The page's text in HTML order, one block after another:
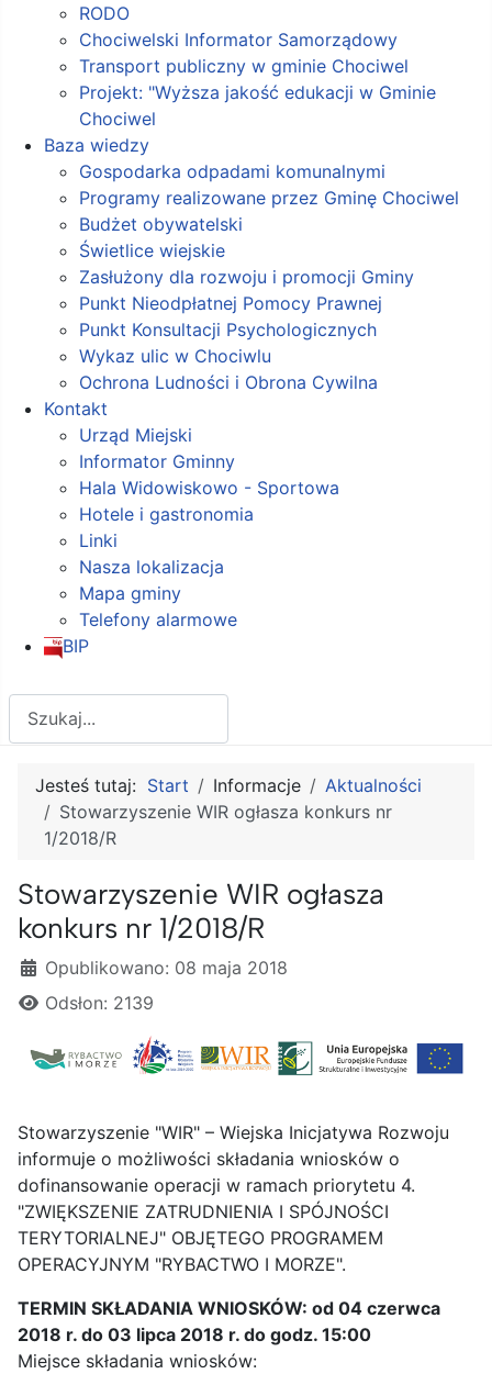
RODO
Chociwelski Informator Samorządowy
Transport publiczny w gminie Chociwel
Projekt: "Wyższa jakość edukacji w Gminie
Chociwel
Baza wiedzy
Gospodarka odpadami komunalnymi
Programy realizowane przez Gminę Chociwel
Budżet obywatelski
Świetlice wiejskie
Zasłużony dla rozwoju i promocji Gminy
Punkt Nieodpłatnej Pomocy Prawnej
Punkt Konsultacji Psychologicznych
Wykaz ulic w Chociwlu
Ochrona Ludności i Obrona Cywilna
Kontakt
Urząd Miejski
Informator Gminny
Hala Widowiskowo - Sportowa
Hotele i gastronomia
Linki
Nasza lokalizacja
Mapa gminy
Telefony alarmowe
BIP
Jesteś tutaj: Start Informacje
Aktualności
Stowarzyszenie WIR ogłasza konkurs nr
1/2018/R
Stowarzyszenie WIR ogłasza
konkurs nr 1/2018/R
Szczegóły
Opublikowano: 08 maja 2018
Odsłon: 2139
Stowarzyszenie "WIR" – Wiejska Inicjatywa Rozwoju
informuje o możliwości składania wniosków o
dofinansowanie operacji w ramach priorytetu 4.
"ZWIĘKSZENIE ZATRUDNIENIA I SPÓJNOŚCI
TERYTORIALNEJ" OBJĘTEGO PROGRAMEM
OPERACYJNYM "RYBACTWO I MORZE".
TERMIN SKŁADANIA WNIOSKÓW: od 04 czerwca
2018 r. do 03 lipca 2018 r. do godz. 15:00
Miejsce składania wniosków: